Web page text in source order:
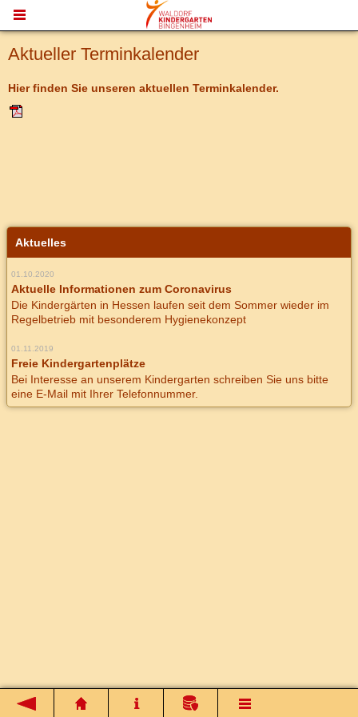
MENU
Aktueller Terminkalender
Hier finden Sie unseren aktuellen Terminkalender.
Aktuelles
01.10.2020
Aktuelle Informationen zum Coronavirus
Die Kindergärten in Hessen laufen seit dem Sommer wieder im
Regelbetrieb mit besonderem Hygienekonzept
01.11.2019
Freie Kindergartenplätze
Bei Interesse an unserem Kindergarten schreiben Sie uns bitte
eine E-Mail mit Ihrer Telefonnummer.
zurück Startseite Datenschutz